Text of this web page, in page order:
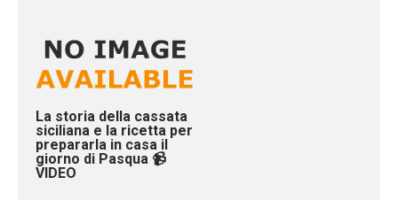
La storia della cassata
siciliana e la ricetta per
prepararla in casa il
giorno di Pasqua 📹
VIDEO